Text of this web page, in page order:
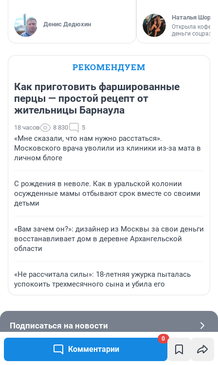
Комментарии
0
Денис Дедюхин
Наталья
Открыла
деньги
РЕКОМЕНДУЕМ
Как приготовить фаршированные
перцы — простой рецепт от
жительницы Барнаула
18 часов 8 830 5
«Мне сказали, что нам нужно расстаться».
Московского врача уволили из клиники из-за мата в
личном блоге
С рождения в неволе. Как в уральской колонии
осужденные мамы отбывают срок вместе со своими
детьми
«Вам зачем он?»: дизайнер из Москвы за свои деньги
восстанавливает дом в деревне Архангельской
области
«Не рассчитала силы»: 18-летняя ужурка пыталась
успокоить трехмесячного сына и убила его
Подписаться на новости
Сообщить новость